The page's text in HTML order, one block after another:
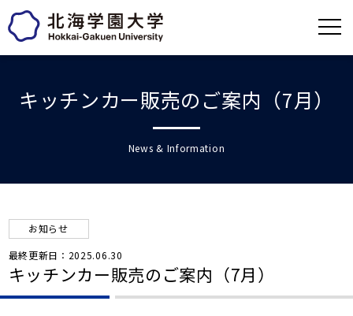
キッチンカー販売のご案内（7月）
News & Information
お知らせ
最終更新日：2025.06.30
キッチンカー販売のご案内（7月）